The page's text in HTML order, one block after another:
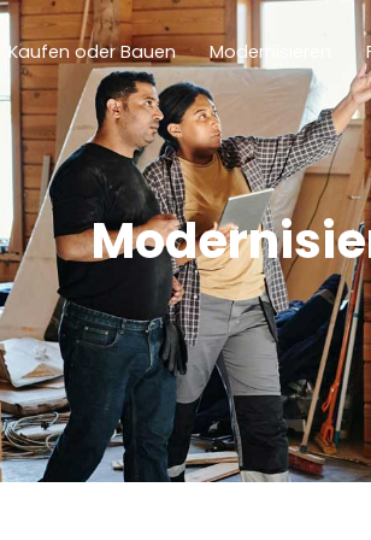
Kaufen oder Bauen Modernisieren